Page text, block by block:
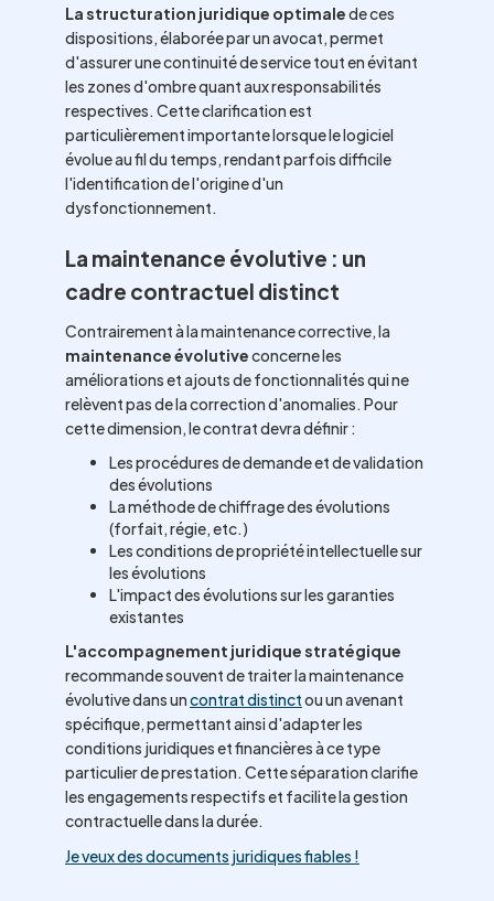
La structuration juridique optimalede ces
dispositions, élaborée par un avocat, permet
d'assurer une continuité de service tout en évitant
les zones d'ombre quant aux responsabilités
respectives. Cette clarification est
particulièrement importante lorsque le logiciel
évolue au fil du temps, rendant parfois difficile
l'identification de l'origine d'un
dysfonctionnement.
La maintenance évolutive : un
cadre contractuel distinct
Contrairement à la maintenance corrective, la
maintenance évolutiveconcerne les
améliorations et ajouts de fonctionnalités qui ne
relèvent pas de la correction d'anomalies. Pour
cette dimension, le contrat devra définir :
Les procédures de demande et de validation
des évolutions
La méthode de chiffrage des évolutions
(forfait, régie, etc.)
Les conditions de propriété intellectuelle sur
les évolutions
L'impact des évolutions sur les garanties
existantes
L'accompagnement juridique stratégique
recommande souvent de traiter la maintenance
évolutive dans uncontrat distinctou un avenant
spécifique, permettant ainsi d'adapter les
conditions juridiques et financières à ce type
particulier de prestation. Cette séparation clarifie
les engagements respectifs et facilite la gestion
contractuelle dans la durée.
Je veux des documents juridiques fiables !